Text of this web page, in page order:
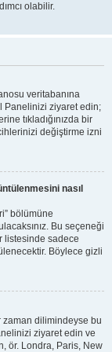
olabilir.
veritabanına
Panelinizi ziyaret edin;
tıkladığınızda bir
değiştirme izni
nasıl
bölümüne
Bu seçeneği
listesinde sadece
Böylece gizli
zaman dilimindeyse bu
ziyaret edin ve
ör. Londra, Paris, New